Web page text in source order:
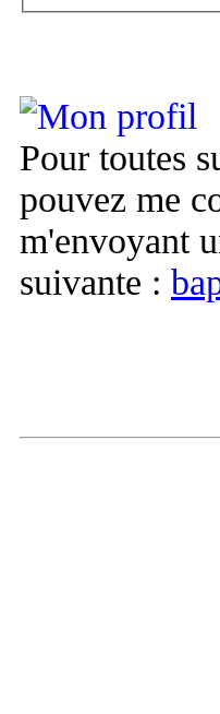
Pour toutes
pouvez me
m'envoyant
suivante :